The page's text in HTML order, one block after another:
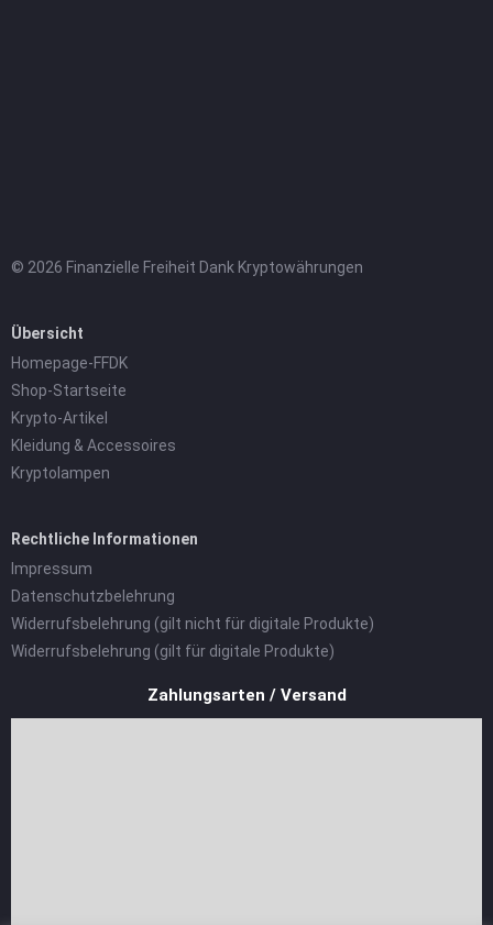
© 2026 Finanzielle Freiheit Dank Kryptowährungen
Übersicht
Homepage-FFDK
Shop-Startseite
Krypto-Artikel
Kleidung & Accessoires
Kryptolampen
Rechtliche Informationen
Impressum
Datenschutzbelehrung
Widerrufsbelehrung (gilt nicht für digitale Produkte)
Widerrufsbelehrung (gilt für digitale Produkte)
Zahlungsarten / Versand